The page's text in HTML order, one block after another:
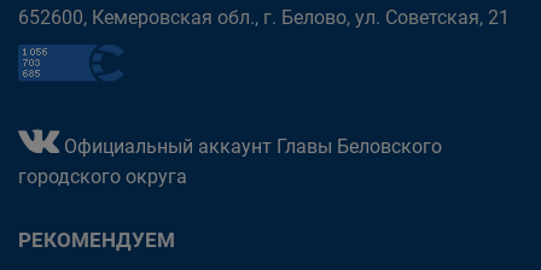
652600, Кемеровская обл., г. Белово, ул. Советская, 21
Официальный аккаунт Главы Беловского
городского округа
РЕКОМЕНДУЕМ